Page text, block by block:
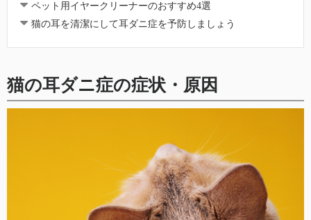
ペット用イヤークリーナーのおすすめ4選
猫の耳を清潔にして耳ダニ症を予防しましょう
猫の耳ダニ症の症状・原因